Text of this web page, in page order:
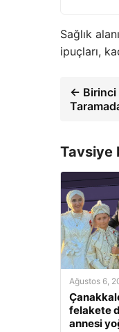
Sağlık
ipuçları,
← Birinci
Tavsiye
Ağustos 6,
felakete
annesi